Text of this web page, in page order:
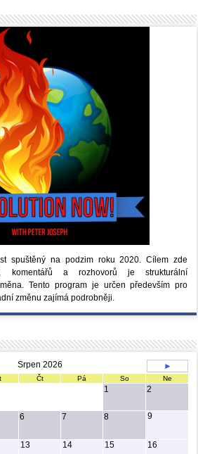
spuštěný na podzim roku 2020.Cílem zde
komentářů a rozhovorů je strukturální
Tento program je určen především pro
změnu zajímá podrobněji.
Srpen 2026 ►
Čt Pá So Ne
1 2
6 7 8 9
13 14 15 16